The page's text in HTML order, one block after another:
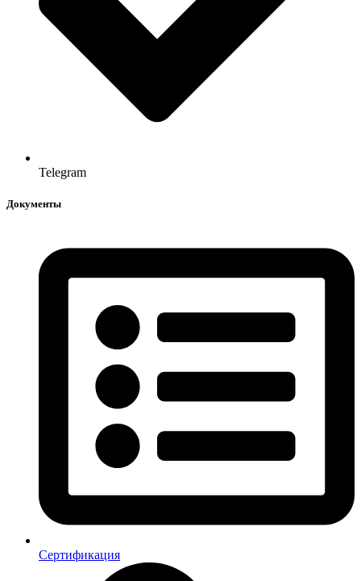
Telegram
Документы
Сертификация